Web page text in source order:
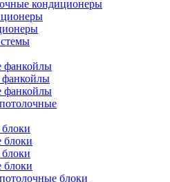
кондиционеры
фанкойлы
фанкойлы
фанкойлы
блоки
блоки
блоки